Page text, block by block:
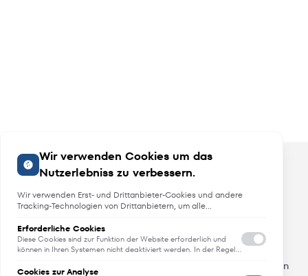
Wir verwenden Cookies um das
Nutzerlebniss zu verbessern.
Wir verwenden Erst- und Drittanbieter-Cookies und andere
Tracking-Technologien von Drittanbietern, um alle
Sie anzupassen, Analysen durchzuführen und personalisierte
Werbung über unsere Websites, Apps und Newsletter im
Internet und über Social-Media-Plattformen bereitzustellen. Zu
Browsing-Verhalten und zum verwendeten Gerät.
Erforderliche Cookies
Diese Cookies sind zur Funktion der Website erforderlich und
können in Ihren Systemen nicht deaktiviert werden. In der Regel
Aktionen gesetzt, die einer Dienstanforderung entsprechen, wie
Cookies zur Analyse
Angebote, Neuheiten und Trends
Erfahren Sie als erstes von Neuheiten, Trends und aktuellen